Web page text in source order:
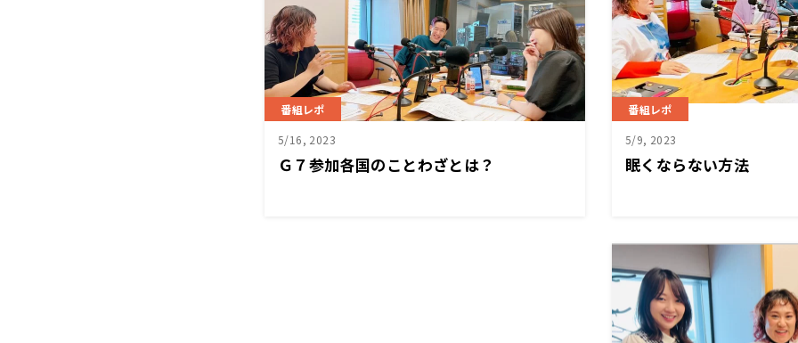
番組レポ
5/16, 2023
Ｇ７参加各国のことわざとは？
番組レポ
5/9, 2023
眠くならない方法